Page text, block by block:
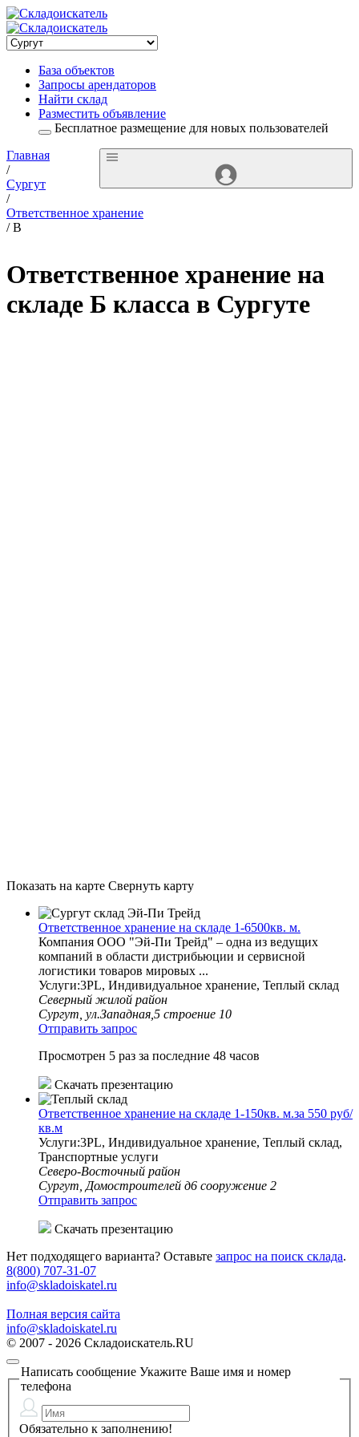
База объектов
Запросы арендаторов
Найти склад
Разместить объявление
Бесплатное размещение для новых пользователей
Главная
/
Сургут
/
Ответственное хранение
/ B
Ответственное хранение на
складе Б класса в Сургуте
Показать на карте Свернуть карту
Ответственное хранение на складе 1-6500кв. м.
Компания ООО "Эй-Пи Трейд" – одна из ведущих
компаний в области дистрибьюции и сервисной
логистики товаров мировых ...
Услуги:3PL, Индивидуальное хранение, Теплый склад
Северный жилой район
Сургут, ул.Западная,5 строение 10
Отправить запрос
Просмотрен 5 раз за последние 48 часов
Скачать презентацию
Ответственное хранение на складе 1-150кв. м.за 550 руб/
кв.м
Услуги:3PL, Индивидуальное хранение, Теплый склад,
Транспортные услуги
Северо-Восточный район
Сургут, Домостроителей д6 сооружение 2
Отправить запрос
Скачать презентацию
Нет подходящего варианта? Оставьте запрос на поиск склада.
8(800) 707-31-07
info@skladoiskatel.ru
Полная версия сайта
info@skladoiskatel.ru
© 2007 - 2026 Складоискатель.RU
Написать сообщение Укажите Ваше имя и номер
телефона
Обязательно к заполнению!